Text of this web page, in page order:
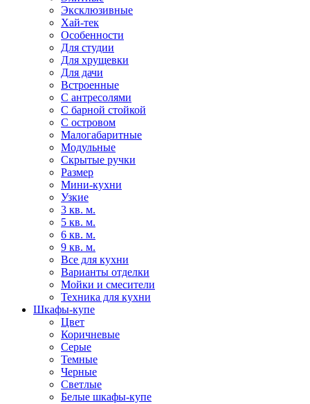
Эксклюзивные
Хай-тек
Особенности
Для студии
Для хрущевки
Для дачи
Встроенные
С антресолями
С барной стойкой
С островом
Малогабаритные
Модульные
Скрытые ручки
Размер
Мини-кухни
Узкие
3 кв. м.
5 кв. м.
6 кв. м.
9 кв. м.
Все для кухни
Варианты отделки
Мойки и смесители
Техника для кухни
Шкафы-купе
Цвет
Коричневые
Серые
Темные
Черные
Светлые
Белые шкафы-купе